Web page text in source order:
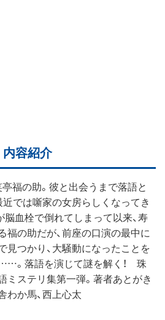
内容紹介
福の助。彼と出会うまで落語と
では噺家の女房らしくなってき
血栓で倒れてしまって以来、寿
福の助だが、前座の口演の最中に
見つかり、大騒動になったことを
。落語を演じて謎を解く！ 珠
ミステリ集第一弾。著者あとがき
わか馬、西上心太